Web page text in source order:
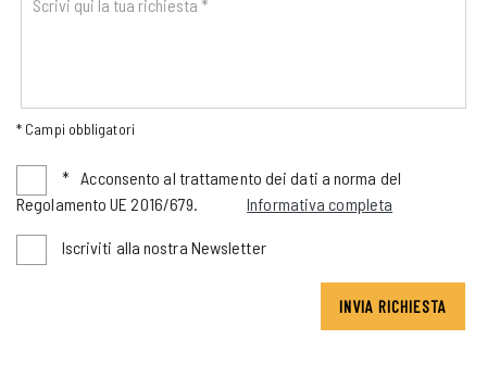
* Campi obbligatori
* Acconsento al trattamento dei dati a norma del
Regolamento UE 2016/679.
Informativa completa
Iscriviti alla nostra Newsletter
INVIA RICHIESTA